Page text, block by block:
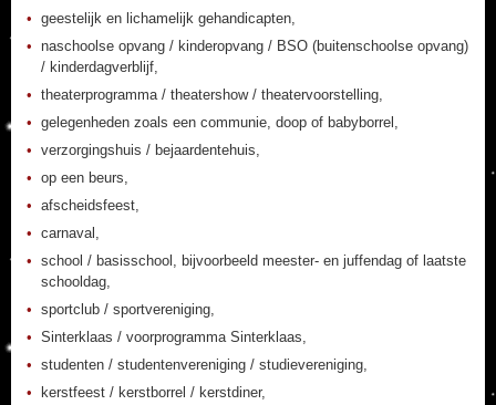
geestelijk en lichamelijk gehandicapten,
naschoolse opvang / kinderopvang / BSO (buitenschoolse opvang)
/ kinderdagverblijf,
theaterprogramma / theatershow / theatervoorstelling,
gelegenheden zoals een communie, doop of babyborrel,
verzorgingshuis / bejaardentehuis,
op een beurs,
afscheidsfeest,
carnaval,
school / basisschool, bijvoorbeeld meester- en juffendag of laatste
schooldag,
sportclub / sportvereniging,
Sinterklaas / voorprogramma Sinterklaas,
studenten / studentenvereniging / studievereniging,
kerstfeest / kerstborrel / kerstdiner,